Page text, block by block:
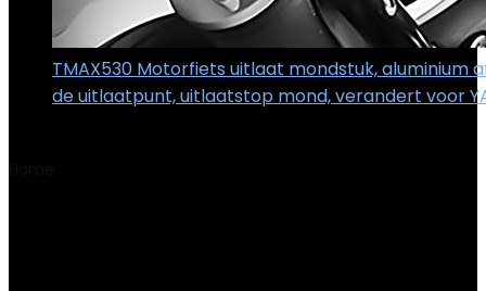
TMAX530 Motorfiets uitlaat mondstuk, aluminium
de uitlaatpunt, uitlaatstop mond, verandert voor